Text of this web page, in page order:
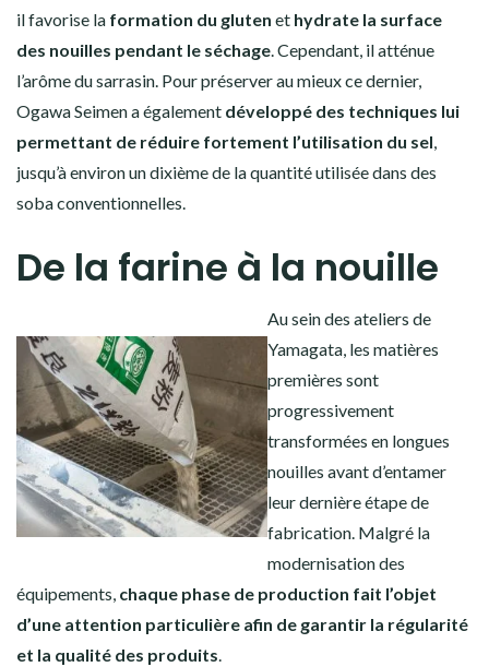
il favorise la formation du gluten et hydrate la surface
des nouilles pendant le séchage . Cependant, il atténue
l’arôme du sarrasin. Pour préserver au mieux ce dernier,
Ogawa Seimen a également développé des techniques lui
permettant de réduire fortement l’utilisation du sel
jusqu’à environ un dixième de la quantité utilisée dans des
soba conventionnelles.
De la farine à la nouille
Au sein des ateliers de
Yamagata, les matières
premières sont
progressivement
transformées en longues
nouilles avant d’entamer
leur dernière étape de
fabrication. Malgré la
modernisation des
équipements, chaque phase de production fait l’objet
d’une attention particulière afin de garantir la régularité
et la qualité des produits